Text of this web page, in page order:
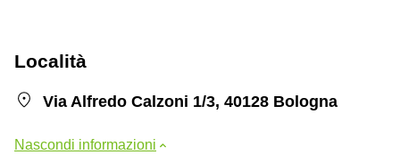
Località
Via Alfredo Calzoni 1/3, 40128 Bologna
Nascondi informazioni